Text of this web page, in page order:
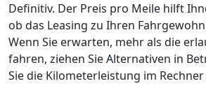
Definitiv. Der Preis pro Meile hilft
ob das Leasing zu Ihren
Wenn Sie erwarten, mehr als die
fahren, ziehen Sie Alternativen in
Sie die Kilometerleistung im Rechner